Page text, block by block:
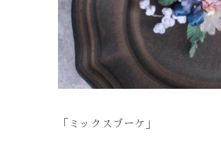
「ミックスブーケ」